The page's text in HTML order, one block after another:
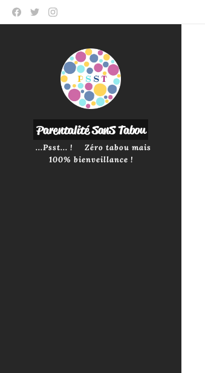
Parentalité SanSTabou
...Psst... ! Zéro tabou mais
100% bienveillance !